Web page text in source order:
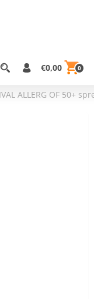
€0,00 0
ALLERG OF 50+